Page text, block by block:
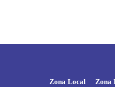
Zona Local Zona